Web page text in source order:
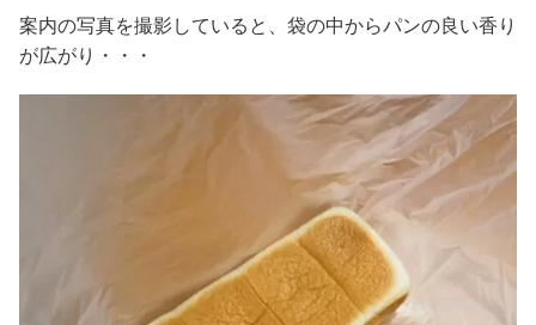
案内の写真を撮影していると、袋の中からパンの良い香り
が広がり・・・